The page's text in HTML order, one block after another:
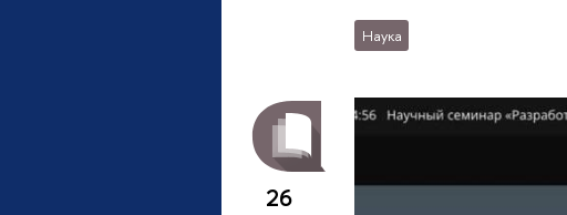
Наука
26